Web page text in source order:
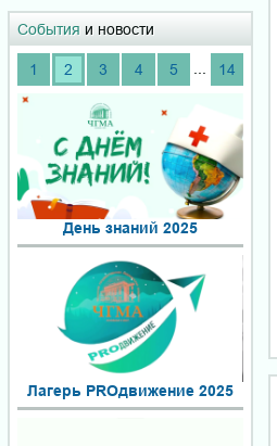
События и новости
1 2 3 4 5 ... 14
День знаний 2025
Лагерь PROдвижение 2025